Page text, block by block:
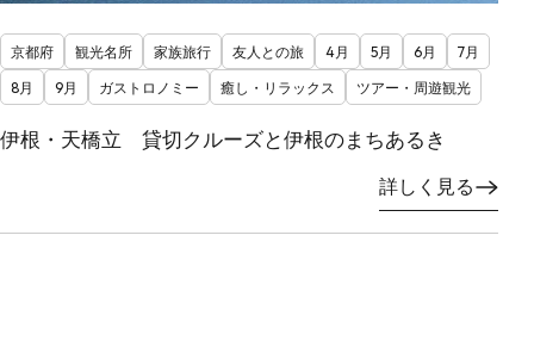
京都府 観光名所 家族旅行 友人との旅 4月 5月 6月
7月
8月
9月 ガストロノミー 癒し・リラックス ツアー・周遊観光
伊根・天橋立 貸切クルーズと伊根のまちあるき
詳しく見る